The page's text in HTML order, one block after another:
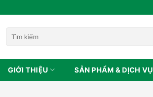
kiếm:
GIỚI THIỆU SẢN PHẨM & DỊCH VỤ